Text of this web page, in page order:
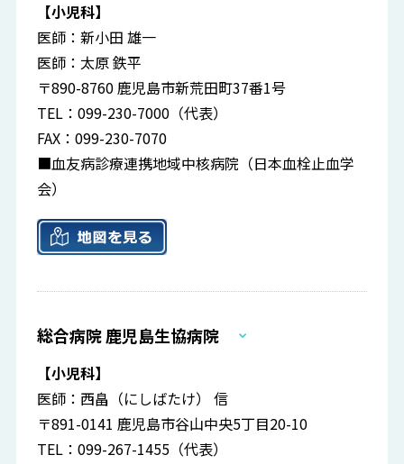
【小児科】
医師：新小田 雄一
医師：太原 鉄平
〒890-8760 鹿児島市新荒田町37番1号
TEL：099-230-7000（代表）
FAX：099-230-7070
■血友病診療連携地域中核病院（日本血栓止血学
会）
総合病院 鹿児島生協病院
【小児科】
医師：西畠（にしばたけ） 信
〒891-0141 鹿児島市谷山中央5丁目20-10
TEL：099-267-1455（代表）